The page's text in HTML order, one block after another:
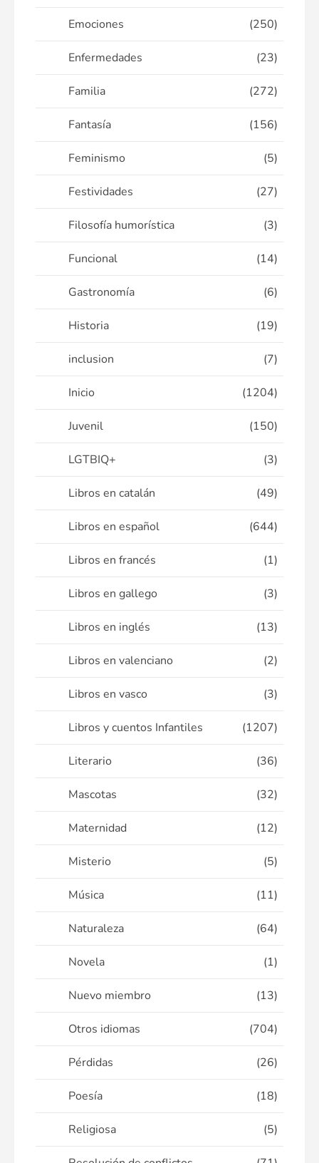
Emociones (250)
Enfermedades (23)
Familia (272)
Fantasía (156)
Feminismo (5)
Festividades (27)
Filosofía humorística (3)
Funcional (14)
Gastronomía (6)
Historia (19)
inclusion (7)
Inicio (1204)
Juvenil (150)
LGTBIQ+ (3)
Libros en catalán (49)
Libros en español (644)
Libros en francés (1)
Libros en gallego (3)
Libros en inglés (13)
Libros en valenciano (2)
Libros en vasco (3)
Libros y cuentos Infantiles (1207)
Literario (36)
Mascotas (32)
Maternidad (12)
Misterio (5)
Música (11)
Naturaleza (64)
Novela (1)
Nuevo miembro (13)
Otros idiomas (704)
Pérdidas (26)
Poesía (18)
Religiosa (5)